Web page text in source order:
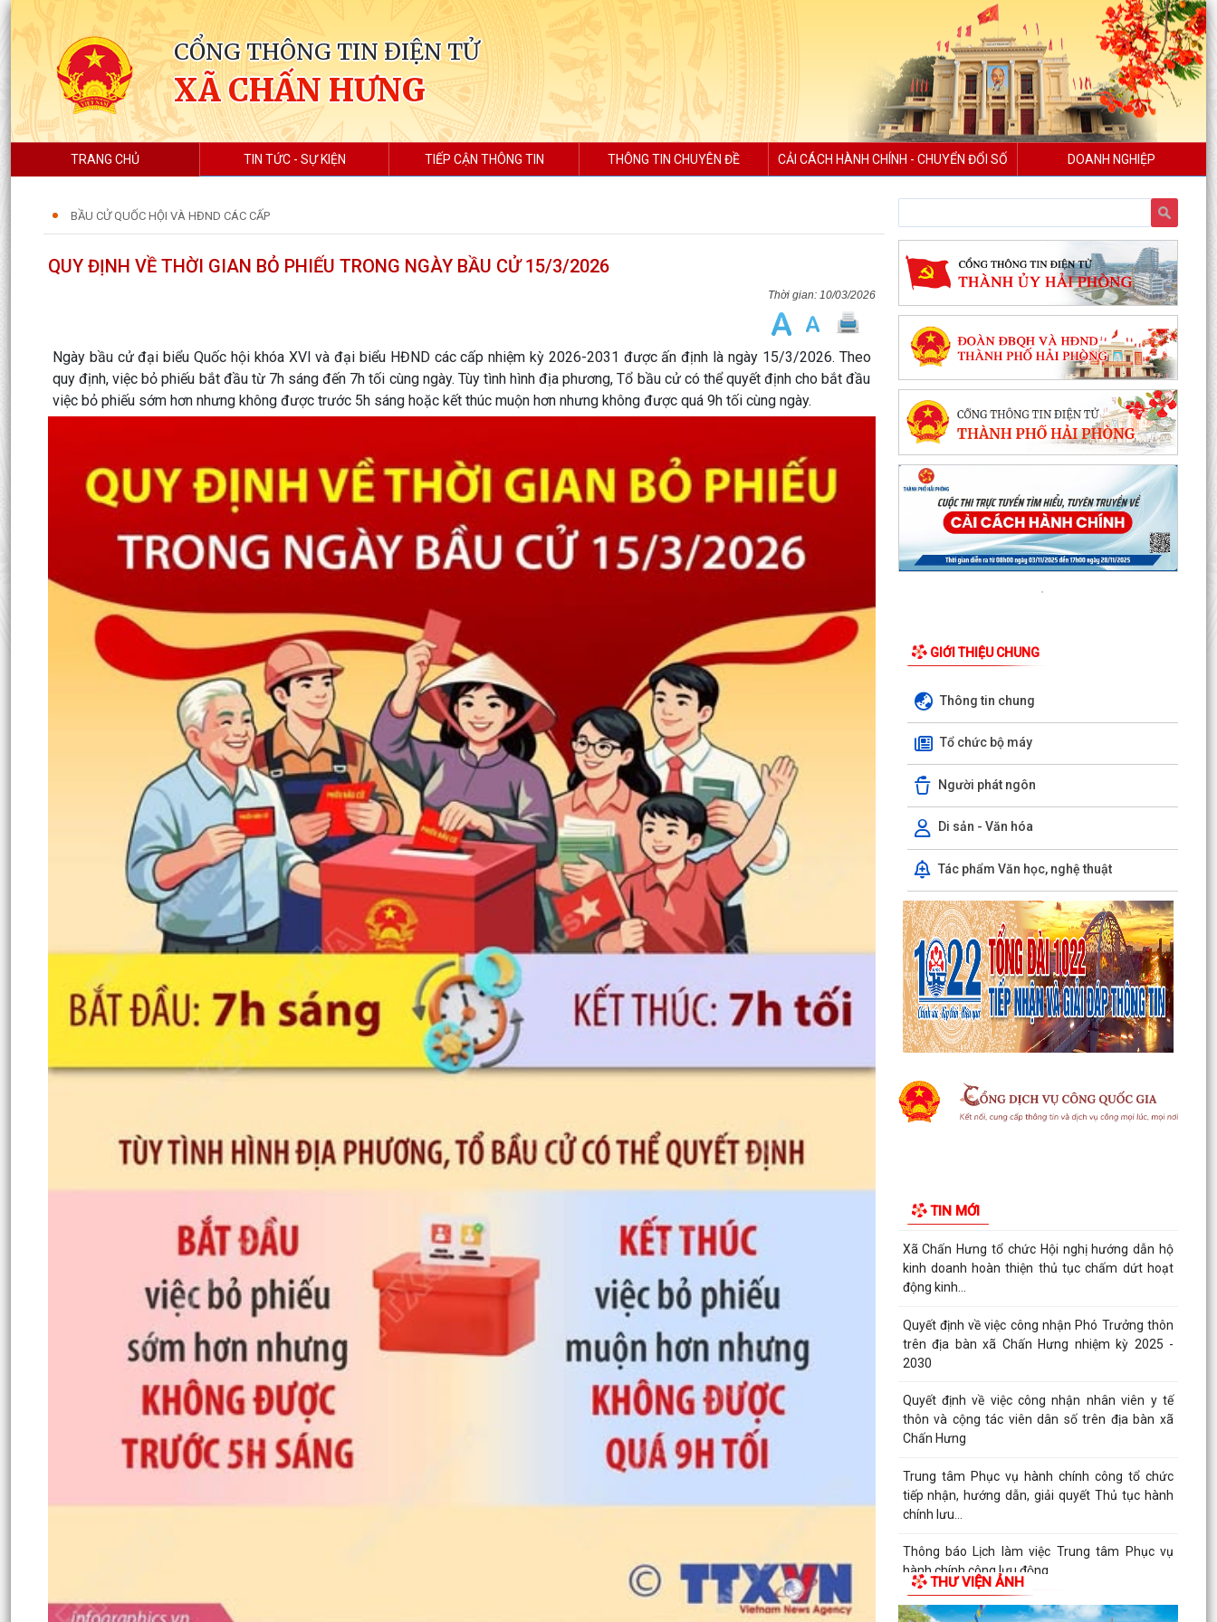
CỔNG THÔNG TIN ĐIỆN TỬ
XÃ CHẤN HƯNG
TRANG CHỦ TIN TỨC - SỰ KIỆN TIẾP CẬN THÔNG TIN THÔNG TIN CHUYÊN ĐỀ CẢI CÁCH HÀNH CHÍNH - CHUYỂN ĐỔI SỐ DOANH NGHIỆP
BẦU CỬ QUỐC HỘI VÀ HĐND CÁC CẤP
QUY ĐỊNH VỀ THỜI GIAN BỎ PHIẾU TRONG NGÀY BẦU CỬ 15/3/2026
10/03/2026
Ngày bầu cử đại biểu Quốc hội khóa XVI và đại biểu HĐND các cấp nhiệm kỳ 2026-2031 được ấn định là ngày 15/3/2026. Theo
quy định, việc bỏ phiếu bắt đầu từ 7h sáng đến 7h tối cùng ngày. Tùy tình hình địa phương, Tổ bầu cử có thể quyết định cho bắt đầu
việc bỏ phiếu sớm hơn nhưng không được trước 5h sáng hoặc kết thúc muộn hơn nhưng không được quá 9h tối cùng ngày.
GIỚI THIỆU CHUNG
Thông tin chung
Tổ chức bộ máy
Người phát ngôn
Di sản - Văn hóa
Tác phẩm Văn học, nghệ thuật
TIN MỚI
Ủy ban Mặt trận Tổ quốc xã Chấn Hưng đồng
hành cùng nhân dân trong chuyển đổi số vì sức
khỏe cộng...
Xã Chấn Hưng: Đẩy mạnh cải cách hành chính
và chuyển đổi số qua mô hình "Giải quyết thủ
tục hành...
Hội đồng nhân dân xã Chấn Hưng khóa II, nhiệm
Hướng tới kỷ niệm 79 năm Ngày Thương binh -
Liệt sĩ (27/7/1947 - 27/7/2026), xã Chấn Hưng
mặt bằng,...
Xã Chấn Hưng tổ chức Hội nghị hướng dẫn hộ
kinh doanh hoàn thiện thủ tục chấm dứt hoạt
động kinh...
Quyết định về việc công nhận Phó Trưởng thôn
trên địa bàn xã Chấn Hưng nhiệm kỳ 2025 -
2030
Quyết định về việc công nhận nhân viên y tế
thôn và cộng tác viên dân số trên địa bàn xã
Chấn Hưng
Trung tâm Phục vụ hành chính công tổ chức
tiếp nhận, hướng dẫn, giải quyết Thủ tục hành
chính lưu...
Thông báo Lịch làm việc Trung tâm Phục vụ
hành chính công lưu động
Thông báo hội nghị đối thoại doanh nghiệp năm
THƯ VIỆN ẢNH